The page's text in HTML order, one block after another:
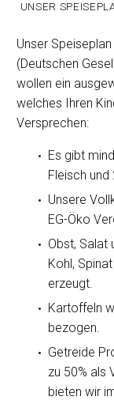
UNSER
Unser
(Deutschen
wollen ein
welches Ihren
Versprechen:
Es gibt
Fleisch
Unsere
EG-Öko
Obst, Salat
Kohl,
erzeugt.
Kartoffeln
bezogen.
Getreide
zu 50% als
bieten wir